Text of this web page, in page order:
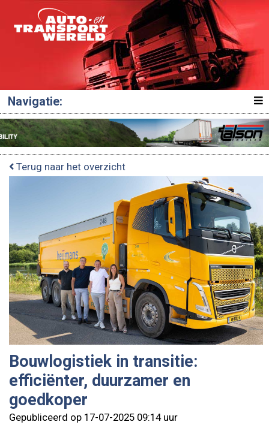
Navigatie:
Terug naar het overzicht
Bouwlogistiek in transitie:
efficiënter, duurzamer en
goedkoper
Gepubliceerd op 17-07-2025 09:14 uur